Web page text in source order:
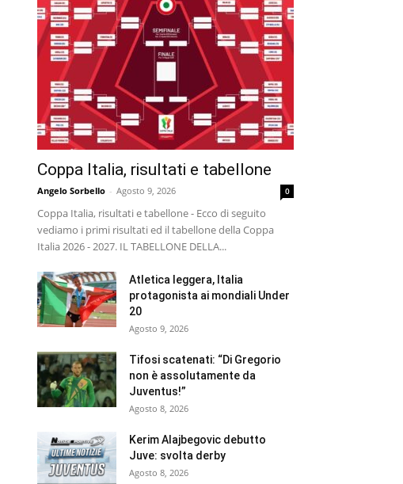
Coppa Italia, risultati e tabellone
Angelo Sorbello - Agosto 9, 2026 0
Coppa Italia, risultati e tabellone - Ecco di seguito
vediamo i primi risultati ed il tabellone della Coppa
Italia 2026 - 2027. IL TABELLONE DELLA...
Atletica leggera, Italia
protagonista ai mondiali Under
20
Agosto 9, 2026
Tifosi scatenati: “Di Gregorio
non è assolutamente da
Juventus!”
Agosto 8, 2026
Kerim Alajbegovic debutto
Juve: svolta derby
Agosto 8, 2026